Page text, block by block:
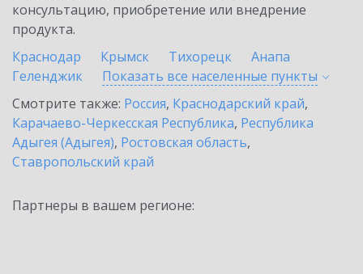
консультацию, приобретение или внедрение
продукта.
Краснодар
Крымск Тихорецк
Анапа
Геленджик
Показать все населенные пункты
Смотрите также: Россия, Краснодарский край,
Карачаево-Черкесская Республика, Республика
Адыгея (Адыгея), Ростовская область,
Ставропольский край
Партнеры в вашем регионе: